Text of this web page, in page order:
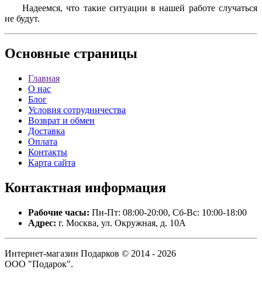
Надеемся, что такие ситуации в нашей работе случаться
не будут.
Основные страницы
Главная
О нас
Блог
Условия сотрудничества
Возврат и обмен
Доставка
Оплата
Контакты
Карта сайта
Контактная информация
Рабочие часы: Пн-Пт: 08:00-20:00, Сб-Вс: 10:00-18:00
Адрес: г. Москва, ул. Окружная, д. 10А
Интернет-магазин Подарков © 2014 - 2026
ООО "Подарок".